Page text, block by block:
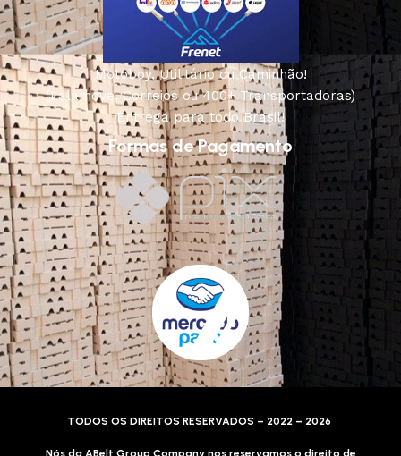
Motoboy, Utilitário ou Caminhão!
(Lalamove, Correios ou 400+ Transportadoras)
Entrega para todo Brasil!
Formas de Pagamento
TODOS OS DIREITOS RESERVADOS – 2022 – 2026